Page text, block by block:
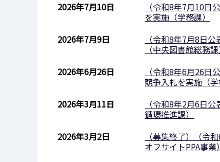
2026年7月10日
（令和8年7⽉10⽇
を実施（学務課）
2026年7月9日
（令和8年7月8日
（中央図書館総務課
2026年6月26日
（令和8年6月26
競争入札を実施（学
2026年3月11日
（令和8年2月6日
循環推進課）
2026年3月2日
（募集終了）（令
オフサイトPPA事